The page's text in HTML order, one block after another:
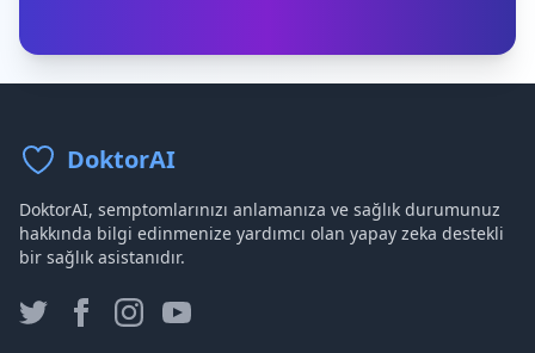
DoktorAI
DoktorAI, semptomlarınızı anlamanıza ve sağlık durumunuz
hakkında bilgi edinmenize yardımcı olan yapay zeka destekli
bir sağlık asistanıdır.